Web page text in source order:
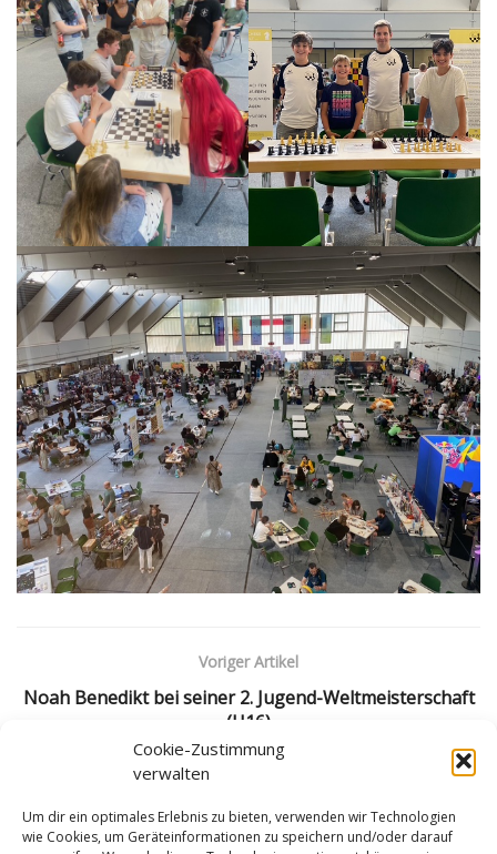
Cookie-Zustimmung
verwalten
Um dir ein optimales Erlebnis zu bieten, verwenden wir Technologien
wie Cookies, um Geräteinformationen zu speichern und/oder darauf
Voriger Artikel
Noah Benedikt bei seiner 2. Jugend-Weltmeisterschaft
(U16)
Nächster Artikel